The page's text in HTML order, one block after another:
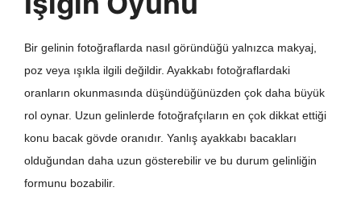
Bir gelinin fotoğraflarda nasıl göründüğü yalnızca makyaj,
poz veya ışıkla ilgili değildir. Ayakkabı fotoğraflardaki
oranların okunmasında düşündüğünüzden çok daha büyük
rol oynar. Uzun gelinlerde fotoğrafçıların en çok dikkat ettiği
konu bacak gövde oranıdır. Yanlış ayakkabı bacakları
olduğundan daha uzun gösterebilir ve bu durum gelinliğin
formunu bozabilir.